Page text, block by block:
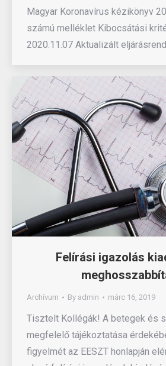
Magyar Koronavírus kézikönyv
számú melléklet Kibocsátási
2020.11.07 Aktualizált
Felírási igazolás
Archívum By admin márc 16, 2019
Tisztelt Kollégák! A betegek és
megfelelő tájékoztatása
figyelmét az EESZT honlapján